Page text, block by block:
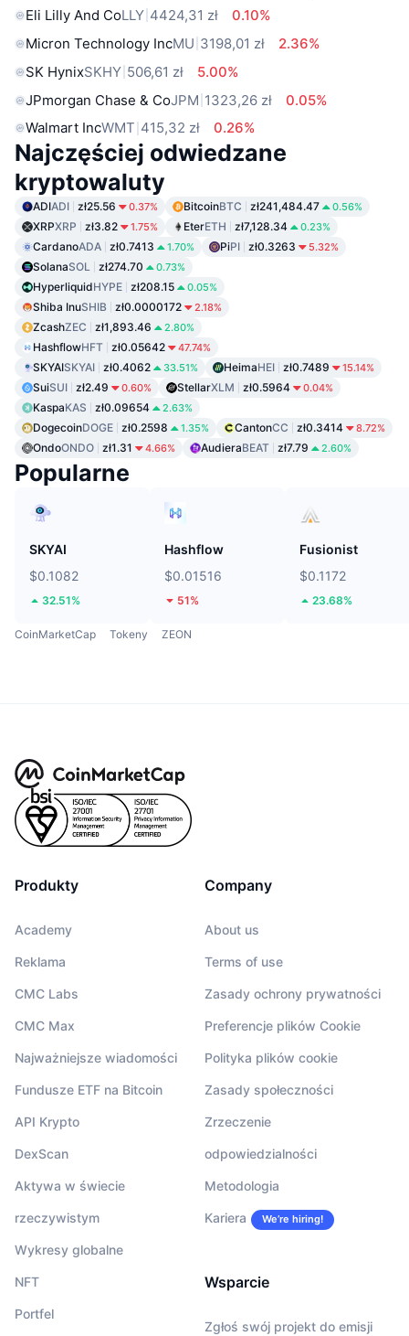
Eli Lilly And CoLLY 4424,31 zł
0.10%
Micron Technology IncMU 3198,01 zł
2.36%
SK HynixSKHY 506,61 zł
5.00%
JPmorgan Chase & CoJPM 1323,26 zł
0.05%
Walmart IncWMT 415,32 zł 0.26%
Najczęściej odwiedzane
kryptowaluty
ADIADI zł25.56 0.37% BitcoinBTC zł241,484.47 0.56%
XRPXRP zł3.82 1.75% EterETH zł7,128.34 0.23%
CardanoADA zł0.7413 1.70% PiPI zł0.3263 5.32%
SolanaSOL zł274.70 0.73%
HyperliquidHYPE zł208.15 0.05%
Shiba InuSHIB zł0.0000172 2.18%
ZcashZEC zł1,893.46 2.80%
HashflowHFT zł0.05642 47.74%
SKYAISKYAI zł0.4062 33.51% HeimaHEI zł0.7489 15.14%
SuiSUI zł2.49 0.60% StellarXLM zł0.5964 0.04%
KaspaKAS zł0.09654 2.63%
DogecoinDOGE zł0.2598 1.35% CantonCC zł0.3414 8.72%
OndoONDO zł1.31 4.66% AudieraBEAT zł7.79 2.60%
Popularne
SKYAI
$0.1082
32.51%
Hashflow
$0.01516
51%
Fusionist
$0.1172
23.68%
CoinMarketCap Tokeny ZEON
Produkty
Academy
Reklama
CMC Labs
CMC Max
Najważniejsze wiadomości
Fundusze ETF na Bitcoin
API Krypto
DexScan
Aktywa w świecie
rzeczywistym
Wykresy globalne
NFT
Portfel
Company
About us
Terms of use
Zasady ochrony prywatności
Preferencje plików Cookie
Polityka plików cookie
Zasady społeczności
Zrzeczenie
odpowiedzialności
Metodologia
Kariera We’re hiring!
Wsparcie
Zgłoś swój projekt do emisji